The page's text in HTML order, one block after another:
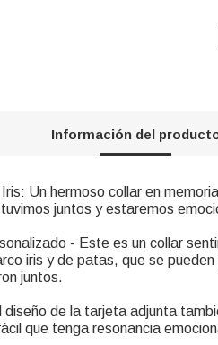
Información del
Un hermoso collar en
juntos y estaremos
- Este es un collar
iris y de patas, que se
juntos.
de la tarjeta adjunta
que tenga resonancia